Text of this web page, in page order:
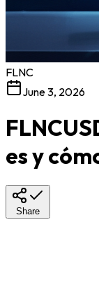
FLNC
June 3, 2026
es y
Share